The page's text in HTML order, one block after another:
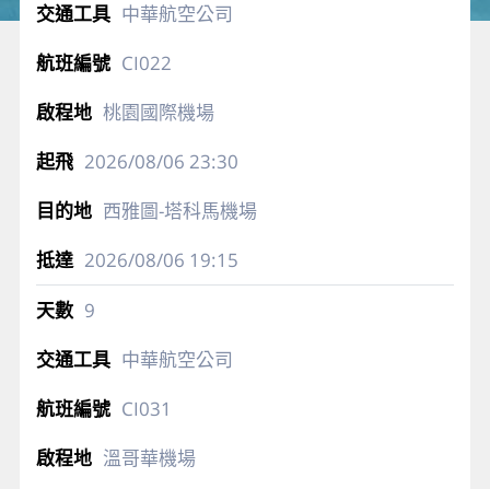
中華航空公司
CI022
桃園國際機場
2026/08/06 23:30
西雅圖-塔科馬機場
2026/08/06 19:15
9
中華航空公司
CI031
溫哥華機場